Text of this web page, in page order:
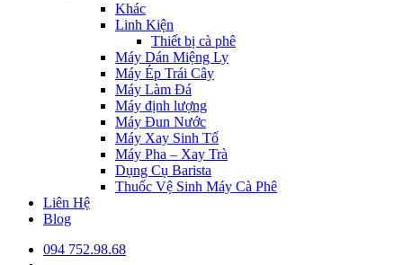
Khác
Linh Kiện
Thiết bị cà phê
Máy Dán Miệng Ly
Máy Ép Trái Cây
Máy Làm Đá
Máy định lượng
Máy Đun Nước
Máy Xay Sinh Tố
Máy Pha – Xay Trà
Dụng Cụ Barista
Thuốc Vệ Sinh Máy Cà Phê
Liên Hệ
Blog
094 752.98.68